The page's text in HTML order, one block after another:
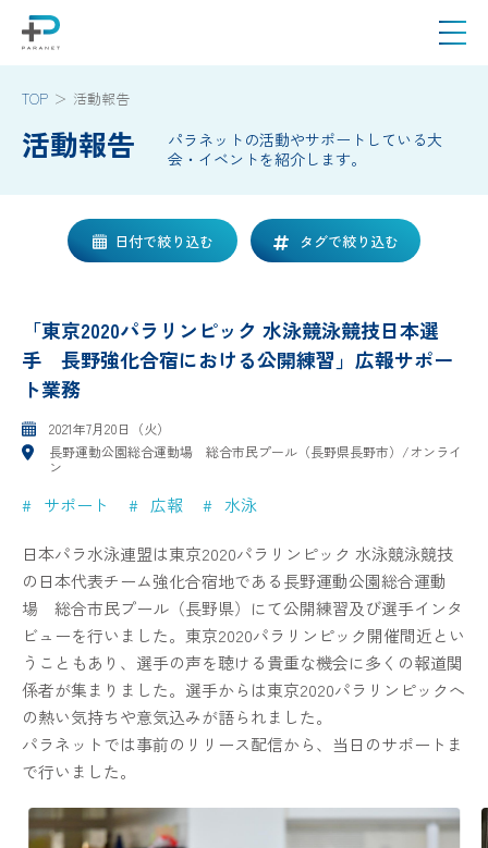
TOP 活動報告
活動報告
パラネットの活動やサポートしている大
会・イベントを紹介します。
日付で絞り込む タグで絞り込む
「東京2020パラリンピック 水泳競泳競技日本選
手 長野強化合宿における公開練習」広報サポー
ト業務
2021年7月20日（火）
長野運動公園総合運動場 総合市民プール（長野県長野市）/オンライ
ン
サポート 広報 水泳
日本パラ水泳連盟は東京2020パラリンピック 水泳競泳競技
の日本代表チーム強化合宿地である長野運動公園総合運動
場 総合市民プール（長野県）にて公開練習及び選手インタ
ビューを行いました。東京2020パラリンピック開催間近とい
うこともあり、選手の声を聴ける貴重な機会に多くの報道関
係者が集まりました。選手からは東京2020パラリンピックへ
の熱い気持ちや意気込みが語られました。
パラネットでは事前のリリース配信から、当日のサポートま
で行いました。